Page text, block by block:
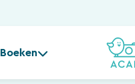
Boeken